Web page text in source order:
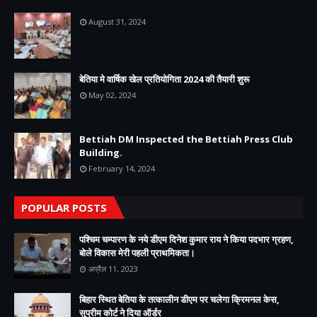
August 31, 2024
बेतिया मे वार्षिक खेल प्रतियोगिता 2024 की तैयारी शुरू
May 02, 2024
Bettiah DM Inspected the Bettiah Press Club
Building.
February 14, 2024
POPULAR POSTS
पश्चिम चम्पारण के नये डीएम दिनेश कुमार राय ने किया पदभार ग्रहण,
बोले विकास मेरी पहली प्राथमिकता।
अप्रैल 11, 2023
बिहार स्थित बेतिया के तत्कालीन डीएम पर चलेगा क्रिमनल केस,
सुप्रीम कोर्ट ने दिया ऑर्डर